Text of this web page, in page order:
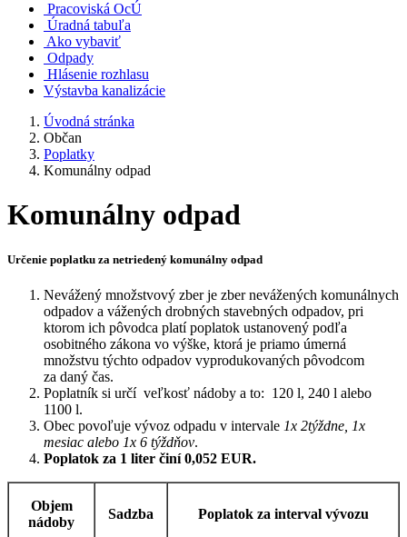
Pracoviská OcÚ
Úradná tabuľa
Ako vybaviť
Odpady
Hlásenie rozhlasu
Výstavba kanalizácie
Úvodná stránka
Občan
Poplatky
Komunálny odpad
Komunálny odpad
Určenie poplatku za netriedený komunálny odpad
Nevážený množstvový zber je zber nevážených komunálnych
odpadov a vážených drobných stavebných odpadov, pri
ktorom ich pôvodca platí poplatok ustanovený podľa
osobitného zákona vo výške, ktorá je priamo úmerná
množstvu týchto odpadov vyprodukovaných pôvodcom
za daný čas.
Poplatník si určí veľkosť nádoby a to: 120 l, 240 l alebo
1100 l.
Obec povoľuje vývoz odpadu v intervale 1x 2týždne, 1x
mesiac alebo 1x 6 týždňov.
Poplatok za 1 liter činí 0,052 EUR.
Objem
nádoby
Sadzba Poplatok za interval vývozu